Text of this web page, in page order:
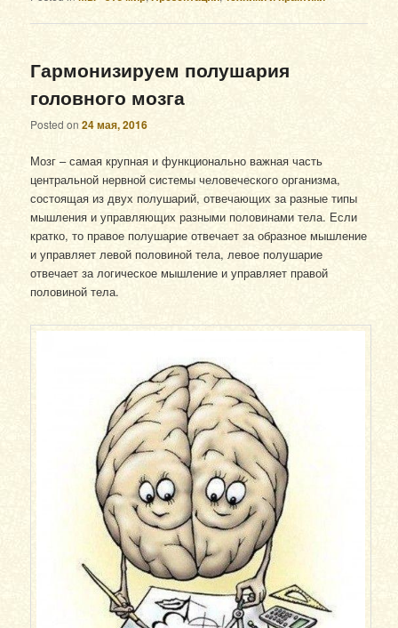
Гармонизируем полушария
головного мозга
Posted on24 мая, 2016
Мозг – самая крупная и функционально важная часть
центральной нервной системы человеческого организма,
состоящая из двух полушарий, отвечающих за разные типы
мышления и управляющих разными половинами тела. Если
кратко, то правое полушарие отвечает за образное мышление
и управляет левой половиной тела, левое полушарие
отвечает за логическое мышление и управляет правой
половиной тела.